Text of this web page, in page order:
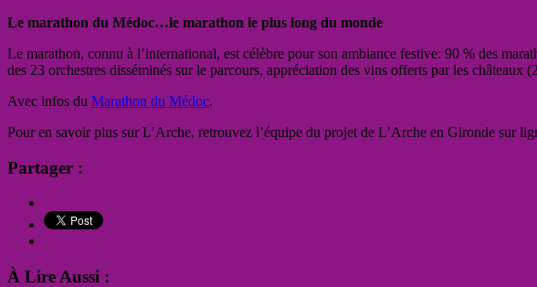
Le marathon du Médoc…le marathon le plus long du monde
Le marathon, connu à l’international, est célèbre pour son ambiance festive: 90 % des
des 23 orchestres disséminés sur le parcours, appréciation des vins offerts par les
Avec infos du Marathon du Médoc.
Pour en savoir plus sur L’Arche, retrouvez l’équipe du projet de L’Arche en Gironde sur
Partager :
À Lire Aussi :